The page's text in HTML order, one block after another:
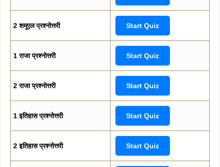
2 शमूएल प्रश्नोत्तरी Start Quiz
1 राजा प्रश्नोत्तरी Start Quiz
2 राजा प्रश्नोत्तरी Start Quiz
1 इतिहास प्रश्नोत्तरी Start Quiz
2 इतिहास प्रश्नोत्तरी Start Quiz